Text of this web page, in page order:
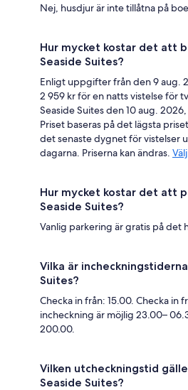
Nej, husdjur är inte tillåtna på
Hur mycket kostar det att
Seaside Suites?
Enligt uppgifter från den 9 aug.
2 959 kr för en natts vistelse för
Seaside Suites den 10 aug.
Priset baseras på det lägsta
det senaste dygnet för vistelser
dagarna. Priserna kan ändras.
Hur mycket kostar det att
Seaside Suites?
Vanlig parkering är gratis på det
Vilka är
Suites?
Checka in från: 15.00. Checka in
incheckning är möjlig 23.00–
200.00.
Vilken utcheckningstid
Seaside Suites?